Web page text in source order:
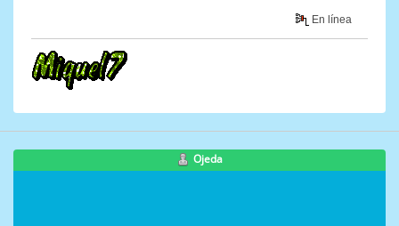
En línea
Ojeda